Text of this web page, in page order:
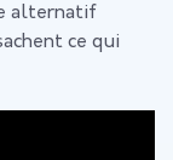
alternatif
ce qui